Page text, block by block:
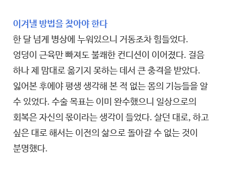
이겨낼 방법을 찾아야 한다
한 달 넘게 병상에 누워있으니 거동조차 힘들었다.
엉덩이 근육만 빠져도 불쾌한 컨디션이 이어졌다. 걸음
하나 제 맘대로 옮기지 못하는 데서 큰 충격을 받았다.
잃어본 후에야 평생 생각해 본 적 없는 몸의 기능들을 알
수 있었다. 수술 목표는 이미 완수했으니 일상으로의
회복은 자신의 몫이라는 생각이 들었다. 살던 대로, 하고
싶은 대로 해서는 이전의 삶으로 돌아갈 수 없는 것이
분명했다.